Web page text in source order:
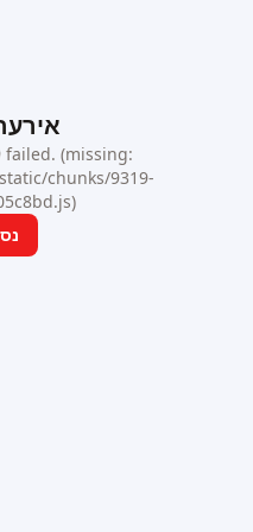
אירעה
9319 failed. (missing:
_next/static/chunks/9319-